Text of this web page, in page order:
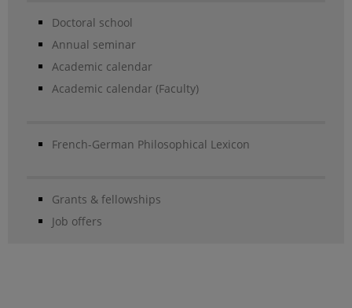
Doctoral school
Annual seminar
Academic calendar
Academic calendar (Faculty)
French-German Philosophical Lexicon
Grants & fellowships
Job offers